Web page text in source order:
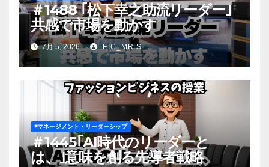
＃1488 ｢松下幸之助流リーダー｣
共感で市場を動かす
7月 5, 2026 EIC_MR.S
◾️マネージメント・リーダーシップ
＃1445｢AI時代のリーダーと
は、｣意味を創る先導者戦略